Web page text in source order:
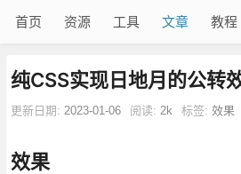
首页 资源 工具 文章 教程
纯CSS实现日地月的公转
更新日期: 2023-01-06 阅读: 2k 标签: 效果
效果